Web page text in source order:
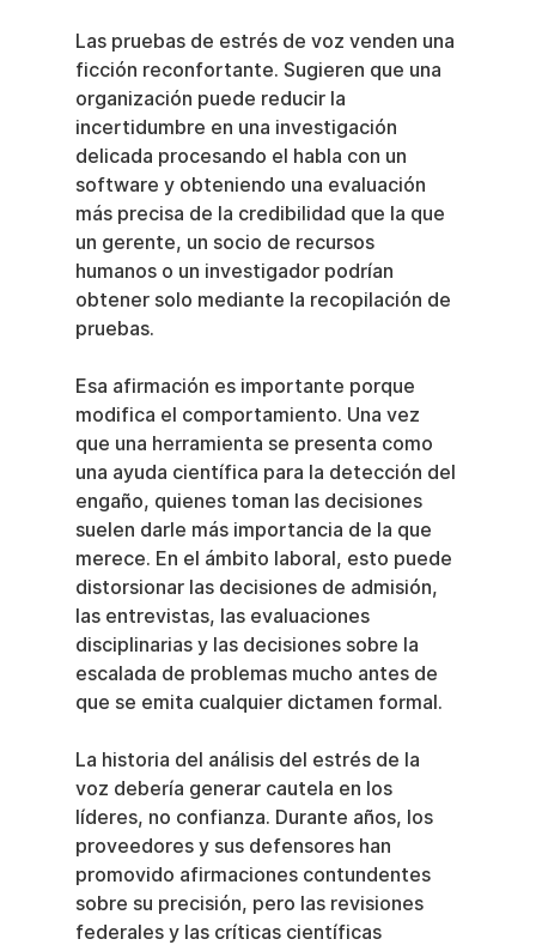
Las pruebas de estrés de voz venden una
ficción reconfortante. Sugieren que una
organización puede reducir la
incertidumbre en una investigación
delicada procesando el habla con un
software y obteniendo una evaluación
más precisa de la credibilidad que la que
un gerente, un socio de recursos
humanos o un investigador podrían
obtener solo mediante la recopilación de
pruebas.
Esa afirmación es importante porque
modifica el comportamiento. Una vez
que una herramienta se presenta como
una ayuda científica para la detección del
engaño, quienes toman las decisiones
suelen darle más importancia de la que
merece. En el ámbito laboral, esto puede
distorsionar las decisiones de admisión,
las entrevistas, las evaluaciones
disciplinarias y las decisiones sobre la
escalada de problemas mucho antes de
que se emita cualquier dictamen formal.
La historia del análisis del estrés de la
voz debería generar cautela en los
líderes, no confianza. Durante años, los
proveedores y sus defensores han
promovido afirmaciones contundentes
sobre su precisión, pero las revisiones
federales y las críticas científicas